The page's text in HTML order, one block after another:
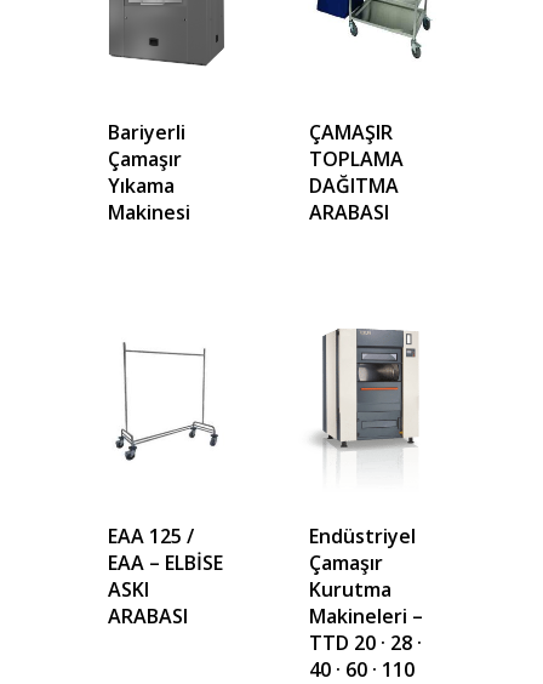
Bariyerli
Çamaşır
Yıkama
Makinesi
ÇAMAŞIR
TOPLAMA
DAĞITMA
ARABASI
EAA 125 /
EAA – ELBİSE
ASKI
ARABASI
Endüstriyel
Çamaşır
Kurutma
Makineleri –
TTD 20 · 28 ·
40 · 60 · 110